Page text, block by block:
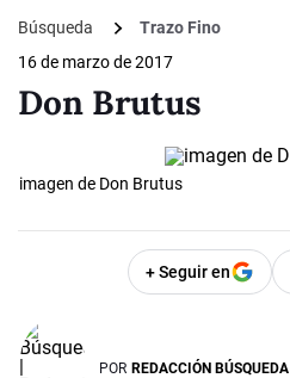
Búsqueda
Trazo Fino
16 de marzo de 2017
Don Brutus
imagen de Don Brutus
+ Seguir en
POR REDACCIÓN BÚSQUEDA